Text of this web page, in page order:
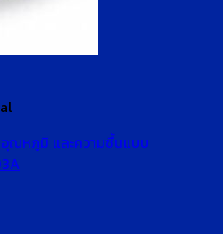
อุณหภูมิ และความชื้นแบบ